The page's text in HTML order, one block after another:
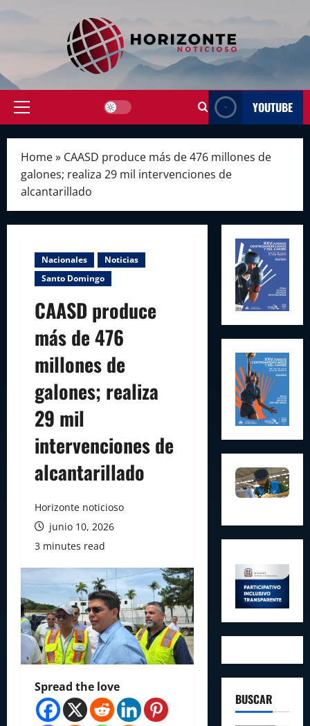
Primary
YOUTUBE
Home» CAASD produce más de 476 millones de
galones; realiza 29 mil intervenciones de
alcantarillado
Nacionales
Noticias
Santo Domingo
CAASD produce
más de 476
millones de
galones; realiza
29 mil
intervenciones de
alcantarillado
Horizonte noticioso
junio 10, 2026
3 minutes read
Spread the love
BUSCAR